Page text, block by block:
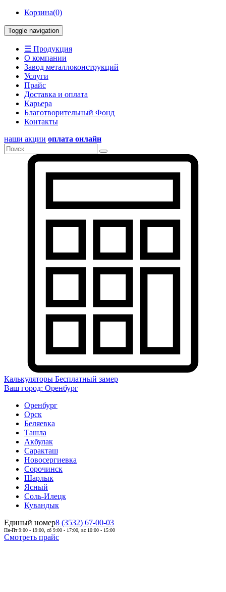
Корзина(0)
Toggle navigation
☰ Продукция
О компании
Завод металлоконструкций
Услуги
Прайс
Доставка и оплата
Карьера
Благотворительный Фонд
Контакты
наши акции оплата онлайн
Калькуляторы Бесплатный замер
Ваш город: Оренбург
Оренбург
Орск
Беляевка
Ташла
Акбулак
Саракташ
Новосергиевка
Сорочинск
Шарлык
Ясный
Соль-Илецк
Кувандык
Единый номер8 (3532) 67-00-03
Пн-Пт 9:00 - 19:00, сб 9:00 - 17:00, вс 10:00 - 15:00
Смотреть прайс